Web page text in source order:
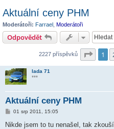
Aktuální ceny PHM
Moderátoři: Farrael Moderátoři
Odpovědět
2227 příspěvků 1
lada 71
***
Aktuální ceny PHM
P
í
01 srp 2011, 15:05
Nikde jsem to tu nenašel, tak